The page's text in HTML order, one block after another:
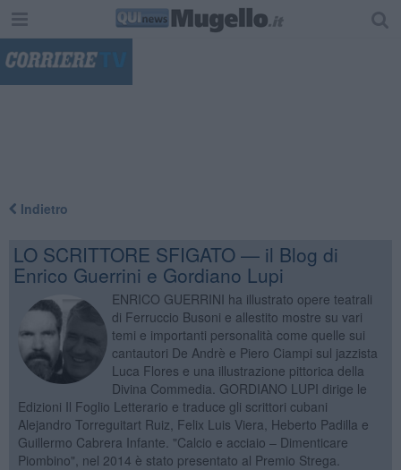
Indietro
LO SCRITTORE SFIGATO — il Blog di
Enrico Guerrini e Gordiano Lupi
ENRICO GUERRINI ha illustrato opere teatrali
di Ferruccio Busoni e allestito mostre su vari
temi e importanti personalità come quelle sui
cantautori De Andrè e Piero Ciampi sul jazzista
Luca Flores e una illustrazione pittorica della
Divina Commedia. GORDIANO LUPI dirige le
Edizioni Il Foglio Letterario e traduce gli scrittori cubani
Alejandro Torreguitart Ruiz, Felix Luis Viera, Heberto Padilla e
Guillermo Cabrera Infante. "Calcio e acciaio – Dimenticare
Piombino", nel 2014 è stato presentato al Premio Strega.